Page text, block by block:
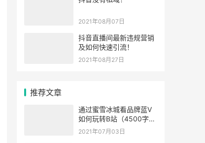
2021年08月07日
抖音直播间最新违规营销
及如何快速引流！
2021年08月27日
推荐文章
通过蜜雪冰城看品牌蓝V
如何玩转B站（4500字解
密）
2021年07月03日